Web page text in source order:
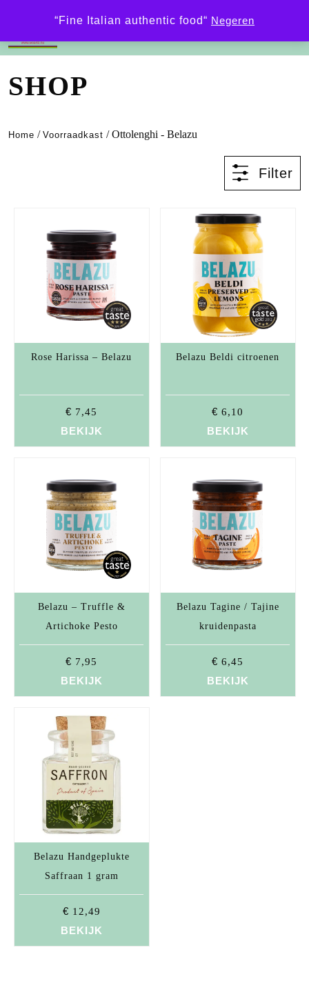
SHOP
Home / Voorraadkast / Ottolenghi - Belazu
Filter
Rose Harissa – Belazu
€ 7,45
BEKIJK
Belazu Beldi citroenen
€ 6,10
BEKIJK
Belazu – Truffle &
Artichoke Pesto
€ 7,95
BEKIJK
Belazu Tagine / Tajine
kruidenpasta
€ 6,45
BEKIJK
Belazu Handgeplukte
Saffraan 1 gram
€ 12,49
BEKIJK
“Fine Italian authentic food“ Negeren